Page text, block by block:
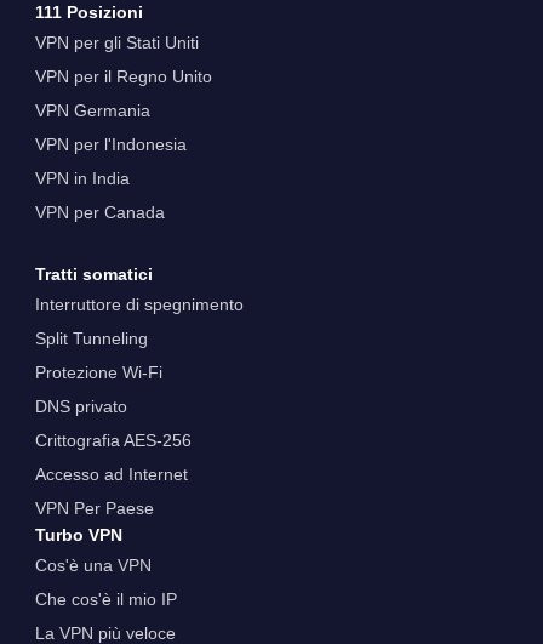
111 Posizioni
VPN per gli Stati Uniti
VPN per il Regno Unito
VPN Germania
VPN per l'Indonesia
VPN in India
VPN per Canada
Tratti somatici
Interruttore di spegnimento
Split Tunneling
Protezione Wi-Fi
DNS privato
Crittografia AES-256
Accesso ad Internet
VPN Per Paese
Turbo VPN
Cos'è una VPN
Che cos'è il mio IP
La VPN più veloce